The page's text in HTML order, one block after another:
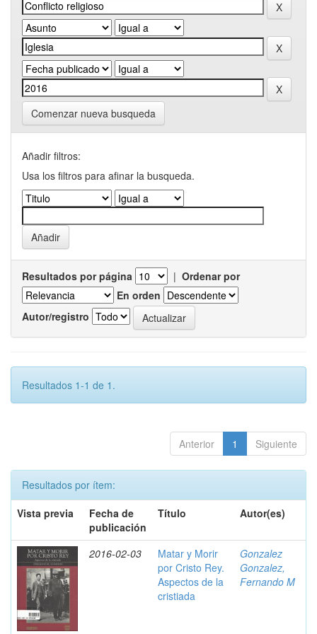
Comenzar nueva busqueda
Añadir filtros:
Usa los filtros para afinar la busqueda.
Resultados por página | Ordenar por
En orden
Autor/registro
Resultados 1-1 de 1.
Anterior 1 Siguiente
Resultados por ítem:
Vista previa
Fecha de
publicación
Título Autor(es)
2016-02-03
Matar y Morir
por Cristo Rey.
Aspectos de la
cristiada
Gonzalez
Gonzalez,
Fernando M